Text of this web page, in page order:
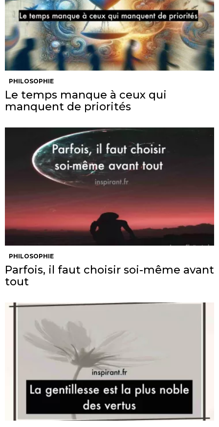
PHILOSOPHIE
Le temps manque à ceux qui
manquent de priorités
PHILOSOPHIE
Parfois, il faut choisir soi-même avant
tout